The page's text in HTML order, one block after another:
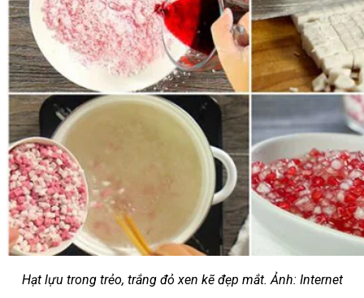
Hạt lựu trong trẻo, trắng đỏ xen kẽ đẹp mắt. Ảnh: Internet